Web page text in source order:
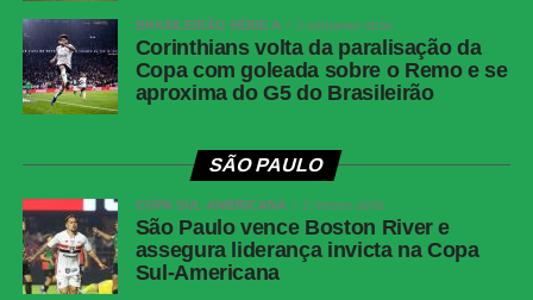
FICHA
TÉCNICA
Resultado
Botafogo 1 x 1 Fluminense
Campeonato Brasileiro — Série A, 22ª rodada
horário
Sábado, 8 de agosto de 2026, às 21h, de
Brasília
Local
Estádio Nilton Santos, Rio de Janeiro (RJ)
Cartões
BRASILEIRÃO SÉRIE A 2 semanas atrás
Corinthians volta da paralisação da
Copa com goleada sobre o Remo e se
aproxima do G5 do Brasileirão
SÃO PAULO
COPA SUL-AMERICANA 2 meses atrás
São Paulo vence Boston River e
assegura liderança invicta na Copa
Sul-Americana